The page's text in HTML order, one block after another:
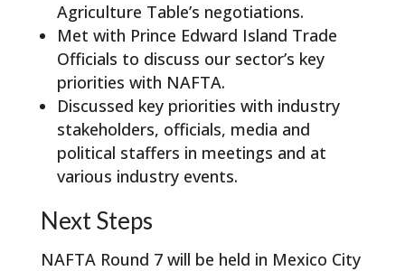
Agriculture Table’s negotiations.
Met with Prince Edward Island Trade
Officials to discuss our sector’s key
priorities with NAFTA.
Discussed key priorities with industry
stakeholders, officials, media and
political staffers in meetings and at
various industry events.
Next Steps
NAFTA Round 7 will be held in Mexico City